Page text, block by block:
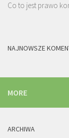
Co to jest prawo
NAJNOWSZE
MORE
ARCHIWA